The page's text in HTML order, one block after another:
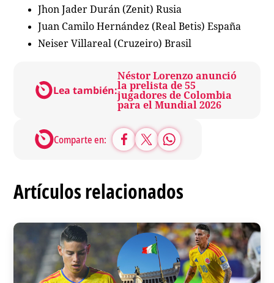
Jhon Jader Durán (Zenit) Rusia
Juan Camilo Hernández (Real Betis) España
Neiser Villareal (Cruzeiro) Brasil
Lea también:
Néstor Lorenzo anunció
la prelista de 55
jugadores de Colombia
para el Mundial 2026
Comparte en:
Artículos relacionados